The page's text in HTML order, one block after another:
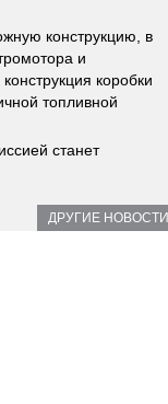
конструкцию, в
и
коробки
топливной
станет
ДРУГИЕ НОВОСТИ